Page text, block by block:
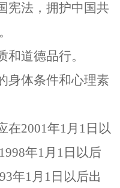
宪法，拥护中国共
道德品行。
身体条件和心理素
在2001年1 月 1 日以
1998年1 月 1 日以后
年1 月 1 日以后出